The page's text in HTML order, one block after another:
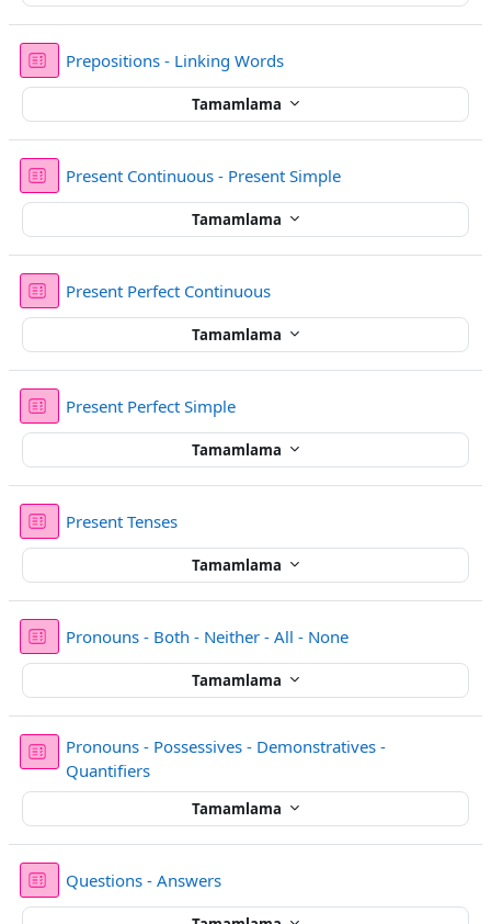
Prepositions - Linking WordsSınav
Tamamlama
Present Continuous - Present SimpleSınav
Tamamlama
Present Perfect ContinuousSınav
Tamamlama
Present Perfect SimpleSınav
Tamamlama
Present TensesSınav
Tamamlama
Pronouns - Both - Neither - All - NoneSınav
Tamamlama
Pronouns - Possessives - Demonstratives -
QuantifiersSınav
Tamamlama
Questions - AnswersSınav